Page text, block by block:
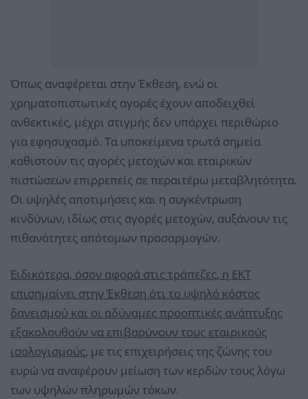
Όπως αναφέρεται στην Έκθεση, ενώ οι
χρηματοπιστωτικές αγορές έχουν αποδειχθεί
ανθεκτικές, μέχρι στιγμής δεν υπάρχει περιθώριο
για εφησυχασμό. Τα υποκείμενα τρωτά σημεία
καθιστούν τις αγορές μετοχών και εταιρικών
πιστώσεων επιρρεπείς σε περαιτέρω μεταβλητότητα.
Οι υψηλές αποτιμήσεις και η συγκέντρωση
κινδύνων, ιδίως στις αγορές μετοχών, αυξάνουν τις
πιθανότητες απότομων προσαρμογών.
Ειδικότερα, όσον αφορά στις τράπεζες, η ΕΚΤ
επισημαίνει στην Έκθεση ότι το υψηλό κόστος
δανεισμού και οι αδύναμες προοπτικές ανάπτυξης
εξακολουθούν να επιβαρύνουν τους εταιρικούς
ισολογισμούς, με τις επιχειρήσεις της ζώνης του
ευρώ να αναφέρουν μείωση των κερδών τους λόγω
των υψηλών πληρωμών τόκων.